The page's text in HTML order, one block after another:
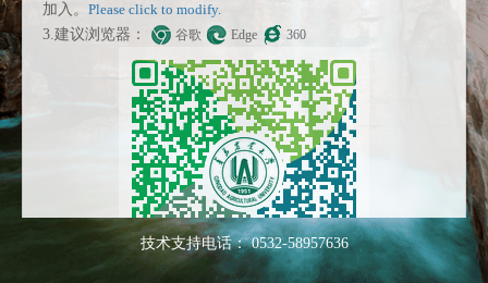
加入。 Please click to modify.
3.建议浏览器：
谷歌 Edge 360
技术支持电话： 0532-58957636